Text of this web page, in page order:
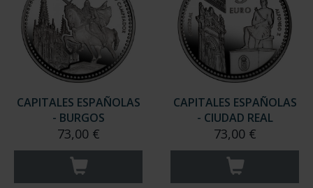
CAPITALES ESPAÑOLAS
- BURGOS
73,00 €
CAPITALES ESPAÑOLAS
- CIUDAD REAL
73,00 €